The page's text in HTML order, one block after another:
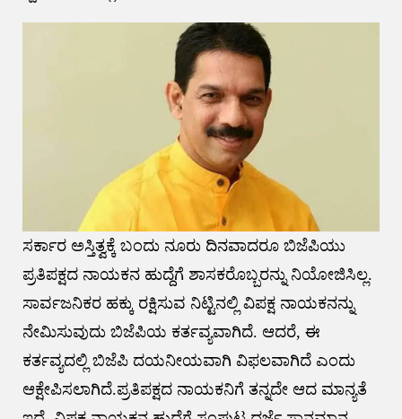
ಸರ್ಕಾರ ಅಸ್ತಿತ್ವಕ್ಕೆ ಬಂದು ನೂರು ದಿನವಾದರೂ ಬಿಜೆಪಿಯು
ಪ್ರತಿಪಕ್ಷದ ನಾಯಕನ ಹುದ್ದೆಗೆ ಶಾಸಕರೊಬ್ಬರನ್ನು ನಿಯೋಜಿಸಿಲ್ಲ.
ಸಾರ್ವಜನಿಕರ ಹಕ್ಕು ರಕ್ಷಿಸುವ ನಿಟ್ಟಿನಲ್ಲಿ ವಿಪಕ್ಷ ನಾಯಕನನ್ನು
ನೇಮಿಸುವುದು ಬಿಜೆಪಿಯ ಕರ್ತವ್ಯವಾಗಿದೆ. ಆದರೆ, ಈ
ಕರ್ತವ್ಯದಲ್ಲಿ ಬಿಜೆಪಿ ದಯನೀಯವಾಗಿ ವಿಫಲವಾಗಿದೆ ಎಂದು
ಆಕ್ಷೇಪಿಸಲಾಗಿದೆ.ಪ್ರತಿಪಕ್ಷದ ನಾಯಕನಿಗೆ ತನ್ನದೇ ಆದ ಮಾನ್ಯತೆ